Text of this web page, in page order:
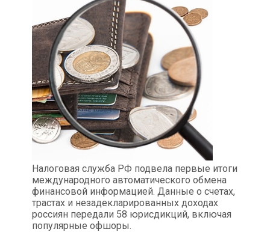
Налоговая служба РФ подвела первые итоги
международного автоматического обмена
финансовой информацией. Данные о счетах,
трастах и незадекларированных доходах
россиян передали 58 юрисдикций, включая
популярные офшоры.